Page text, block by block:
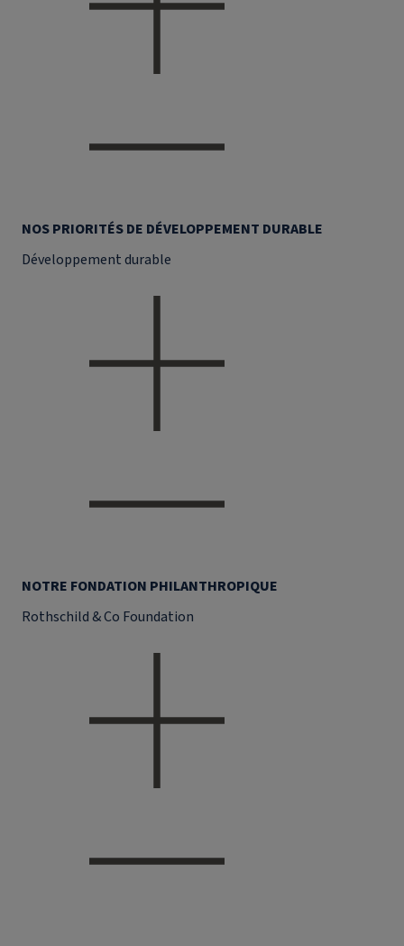
NOS PRIORITÉS DE DÉVELOPPEMENT DURABLE
Développement durable
NOTRE FONDATION PHILANTHROPIQUE
Rothschild & Co Foundation